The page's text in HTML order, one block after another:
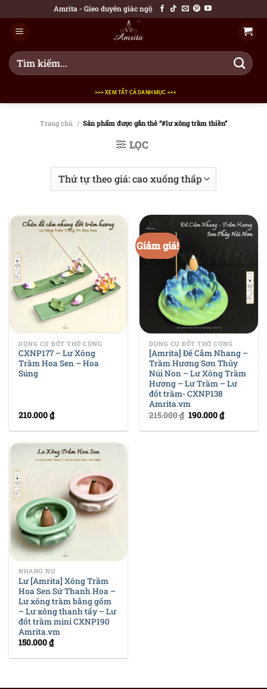
qua
dung
Amrita - Gieo duyên giác ngộ
Tìm
kiếm:
>>> XEM TẤT CẢ DANH MỤC <<<
Trang chủ / Sản phẩm được gắn thẻ “#lư xông trầm thiền”
LỌC
DỤNG CỤ ĐỐT THỜ CÚNG
CXNP177 – Lư Xông
Trầm Hoa Sen – Hoa
Súng
210.000₫
Giảm giá!
DỤNG CỤ ĐỐT THỜ CÚNG
[Amrita] Đế Cắm Nhang –
Trầm Hương Sơn Thủy
Núi Non – Lư Xông Trầm
Hương – Lư Trầm – Lư
đốt trầm- CXNP138
Amrita.vm
215.000₫ 190.000₫
NHANG NỤ
Lư [Amrita] Xông Trầm
Hoa Sen Sứ Thanh Hoa –
Lư xông trầm bằng gốm
– Lư xông thanh tẩy – Lư
đốt trầm mini CXNP190
Amrita.vm
150.000₫